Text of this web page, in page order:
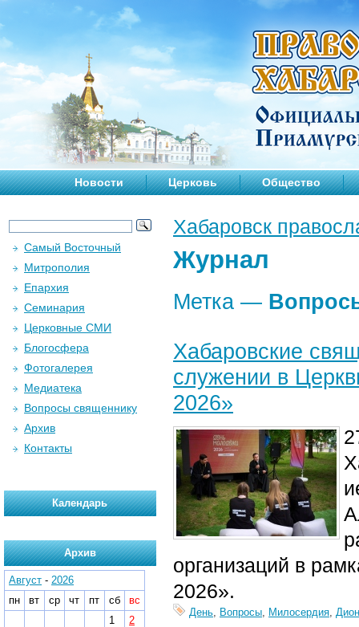
Новости Церковь Общество
Хабаровск
Журнал
Метка —
Хабаровские
служении в
2026»
организаций в
2026».
День, Вопросы, Милосердия,
Самый Восточный
Митрополия
Епархия
Семинария
Церковные СМИ
Блогосфера
Фотогалерея
Медиатека
Вопросы священнику
Архив
Контакты
Календарь
Архив
Август - 2026
пн
вт ср чт пт сб
вс
1
2